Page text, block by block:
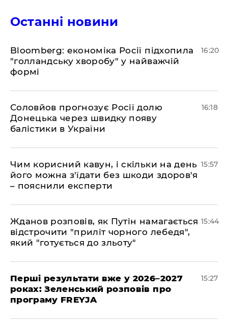
Останні новини
Bloomberg: економіка Росії підхопила
"голландську хворобу" у найважчій
формі
16:20
Соловйов прогнозує Росії долю
Донецька через швидку появу
балістики в України
16:18
Чим корисний кавун, і скільки на день
його можна з'їдати без шкоди здоров'я
– пояснили експерти
15:57
Жданов розповів, як Путін намагається
відстрочити "приліт чорного лебедя",
який "готується до зльоту"
15:44
Перші результати вже у 2026–2027
роках: Зеленський розповів про
програму FREYJA
15:27